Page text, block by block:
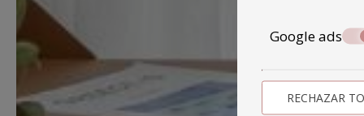
Google ads
RECHAZAR